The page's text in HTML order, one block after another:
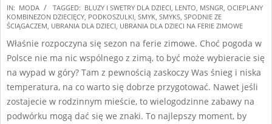
2024-
12-
IN: MODA TAGGED: BLUZY I SWETRY DLA DZIECI, LENTO, MSNGR, OCIEPLANY
KOMBINEZON DZIECIĘCY, PODKOSZULKI, SMYK, SMYKS, SPODNIE ZE
ŚCIĄGACZEM, UBRANIA DLA DZIECI, UBRANIA DLA DZIECI NA FERIE ZIMOWE
Właśnie rozpoczyna się sezon na ferie zimowe. Choć pogoda w
Polsce nie ma nic wspólnego z zimą, to być może wybieracie się
na wypad w góry? Tam z pewnością zaskoczy Was śnieg i niska
temperatura, na co warto się dobrze przygotować. Nawet jeśli
zostajecie w rodzinnym mieście, to wielogodzinne zabawy na
podwórku mogą dać się we znaki. To najlepszy moment, by